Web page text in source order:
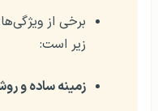
برخی از
زیر است:
زمینه ساده و